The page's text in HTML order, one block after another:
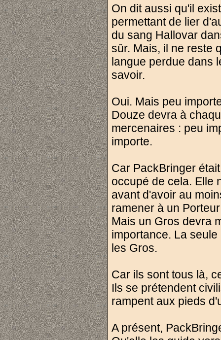
On dit aussi qu'il
permettant de lier
du sang Hallovar
sûr. Mais, il ne reste
langue perdue dans
savoir.
Oui. Mais peu
Douze devra à
mercenaires : peu
importe.
Car PackBringer
occupé de cela. Elle
avant d'avoir au
ramener à un
Mais un Gros devra
importance. La
les Gros.
Car ils sont tous là,
Ils se prétendent
rampent aux pieds
A présent,